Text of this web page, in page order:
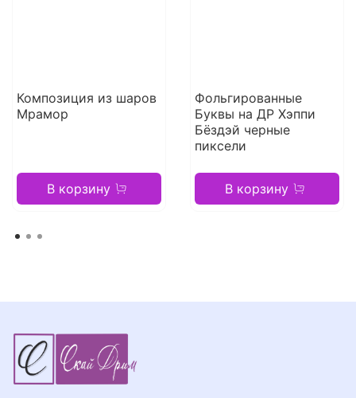
Композиция из шаров
Мрамор
В корзину
Фольгированные
Буквы на ДР Хэппи
Бёздэй черные
пиксели
В корзину